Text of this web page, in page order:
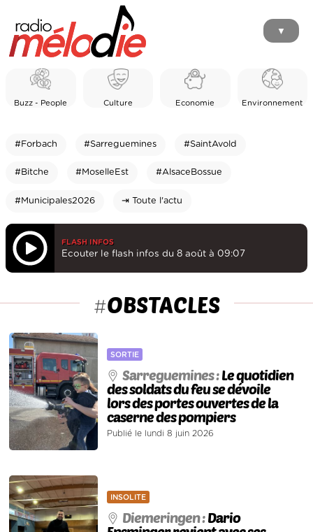
▼
Buzz - People Culture Economie Environnement
#Forbach #Sarreguemines #SaintAvold
#Bitche #MoselleEst #AlsaceBossue
#Municipales2026 ⇥ Toute l'actu
FLASH INFOS
Ecouter le flash infos du 8 août à 09:07
#OBSTACLES
SORTIE
Sarreguemines :Le quotidien
des soldats du feu se dévoile
lors des portes ouvertes de la
caserne des pompiers
Publié le lundi 8 juin 2026
INSOLITE
Diemeringen :Dario